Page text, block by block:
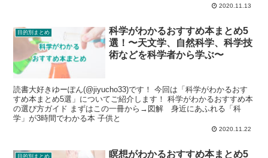
2020.11.13
目的別まとめ
科学がわかるおすすめ本まとめ5
選！〜天文学、自然科学、科学技
術などを科学者から学ぶ〜
読書大好きゆーぽん(@jiyucho33)です！ 今回は「科学がわかるおす
すめ本まとめ5選」についてご紹介します！ 科学がわかるおすすめ本
の選び方ガイド まずはこの一冊から→図解 身近にあふれる「科
学」が3時間でわかる本 子供と
2020.11.22
目的別まとめ 瞑想がわかるおすすめ本まとめ5